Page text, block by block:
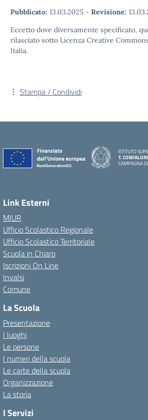
Pubblicato: 13.03.2025 - Revisione:
Eccetto dove diversamente specificato,
rilasciato sotto Licenza Creative
Italia.
Stampa / Condividi
ISTITUTO
T.
CAMPAGNA
Link Esterni
MIUR
Ufficio Scolastico Regionale
Ufficio Scolastico Territoriale
Scuola in Chiaro
Iscrizioni On Line
Invalsi
Comune
La Scuola
Presentazione
I luoghi
Le persone
I numeri della scuola
Le carte della scuola
Organizzazione
La storia
I Servizi